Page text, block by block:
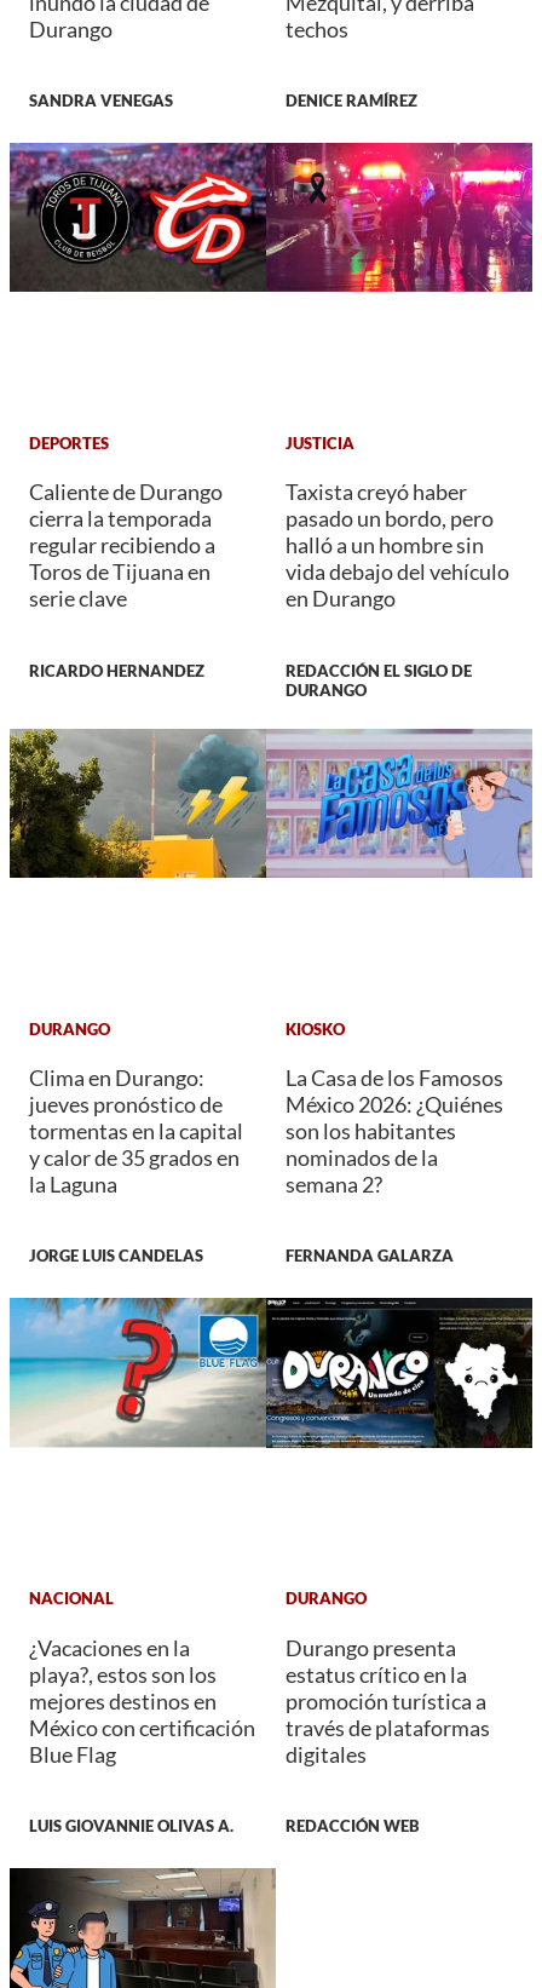
Durango
SANDRA VENEGAS
techos
DENICE RAMÍREZ
DEPORTES
Caliente de Durango
cierra la temporada
regular recibiendo a
Toros de Tijuana en
serie clave
RICARDO HERNANDEZ
JUSTICIA
Taxista creyó haber
pasado un bordo, pero
halló a un hombre sin
vida debajo del vehículo
en Durango
REDACCIÓN EL SIGLO DE
DURANGO
DURANGO
Clima en Durango:
jueves pronóstico de
tormentas en la capital
y calor de 35 grados en
la Laguna
JORGE LUIS CANDELAS
KIOSKO
La Casa de los Famosos
México 2026: ¿Quiénes
son los habitantes
nominados de la
semana 2?
FERNANDA GALARZA
NACIONAL
¿Vacaciones en la
playa?, estos son los
mejores destinos en
México con certificación
Blue Flag
LUIS GIOVANNIE OLIVAS A.
DURANGO
Durango presenta
estatus crítico en la
promoción turística a
través de plataformas
digitales
REDACCIÓN WEB